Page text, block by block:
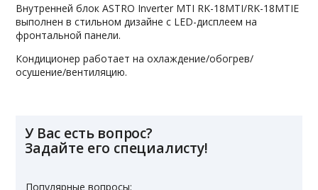
Внутренней блок ASTRO Inverter MTI RK-18MTI/RK-18MTIE
выполнен в стильном дизайне с LED-дисплеем на
фронтальной панели.
Кондиционер работает на охлаждение/обогрев/
осушение/вентиляцию.
У Вас есть вопрос?
Задайте его специалисту!
Популярные вопросы: